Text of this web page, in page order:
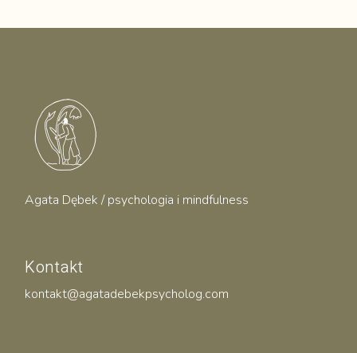
Agata Dębek / psychologia i mindfulness
Kontakt
kontakt@agatadebekpsycholog.com